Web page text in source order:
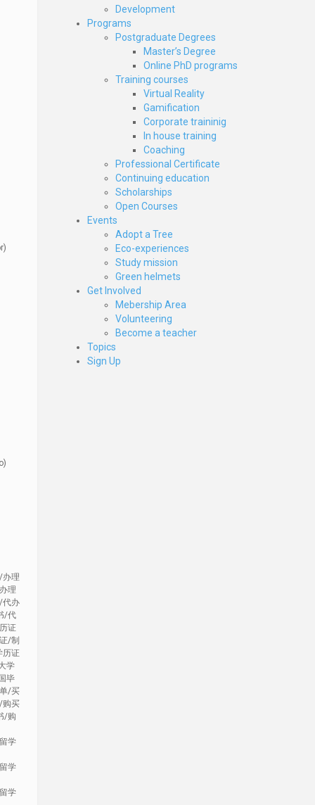
办理
理
代办
/代
证
/制
历证
学
毕
/买
购买
/购
学
学
学
Development
Programs
Postgraduate Degrees
Master’s Degree
Online PhD programs
Training courses
Virtual Reality
Gamification
Corporate traininig
In house training
Coaching
Professional Certificate
Continuing education
Scholarships
Open Courses
Events
Adopt a Tree
Eco-experiences
Study mission
Green helmets
Get Involved
Mebership Area
Volunteering
Become a teacher
Topics
Sign Up